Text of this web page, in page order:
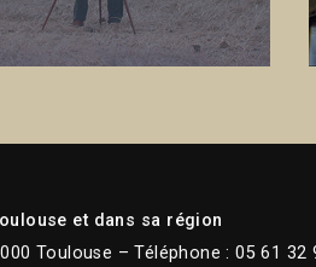
et dans sa région
Toulouse – Téléphone : 05 61 32